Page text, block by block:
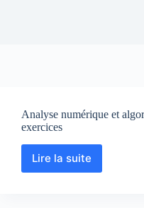
Analyse numérique et
exercices
Lire la suite
Analyse